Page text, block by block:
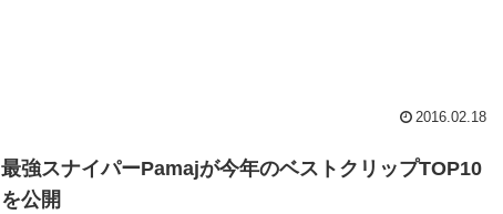
2016.02.18
最強スナイパーPamajが今年のベストクリップTOP10
を公開